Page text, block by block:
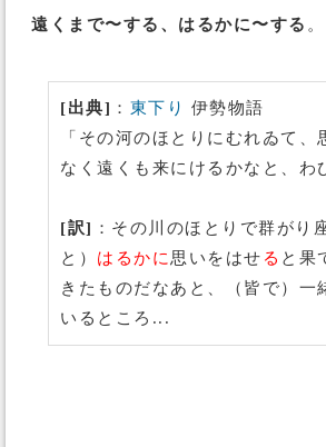
遠くまで〜する、はるかに〜する 。
[出典] ： 東下り
伊勢物語
「その河のほとりにむれゐて、
なく遠くも来にけるかなと、わ
[訳] ：その川のほとりで群がり
と） はるかに 思いをはせ る と果
きたものだなあと、（皆で）一
いるところ...